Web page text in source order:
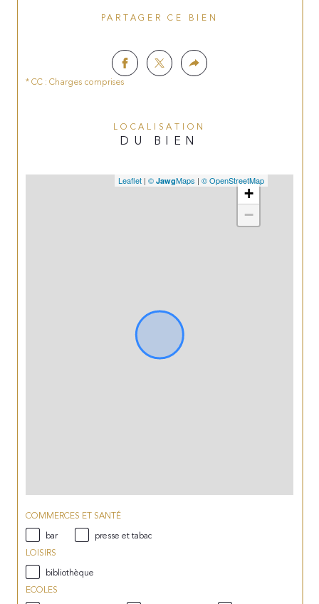
PARTAGER CE BIEN
* CC : Charges comprises
LOCALISATION
DU BIEN
+
−
Leaflet | © JawgMaps | © OpenStreetMap
COMMERCES ET SANTÉ
bar
presse et tabac
LOISIRS
bibliothèque
ECOLES